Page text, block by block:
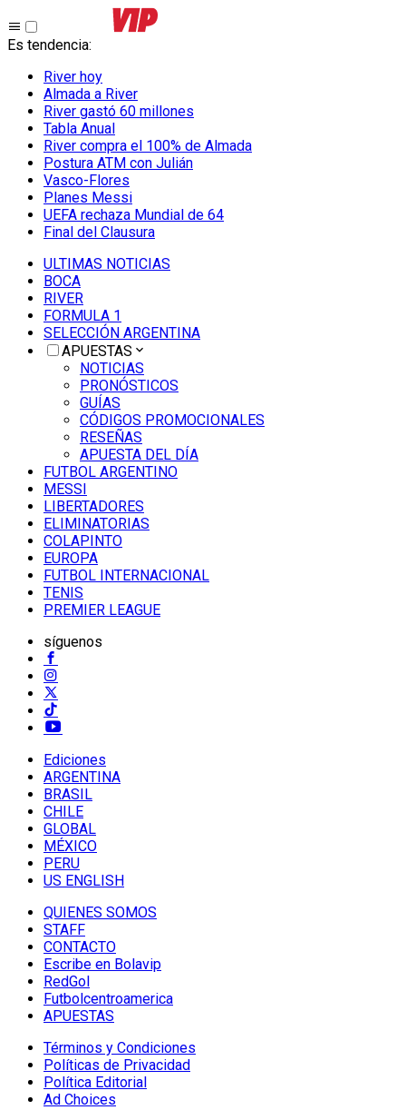
Es tendencia:
River hoy
Almada a River
River gastó 60 millones
Tabla Anual
River compra el 100% de Almada
Postura ATM con Julián
Vasco-Flores
Planes Messi
UEFA rechaza Mundial de 64
Final del Clausura
ULTIMAS NOTICIAS
BOCA
RIVER
FORMULA 1
SELECCIÓN ARGENTINA
APUESTAS
NOTICIAS
PRONÓSTICOS
GUÍAS
CÓDIGOS PROMOCIONALES
RESEÑAS
APUESTA DEL DÍA
FUTBOL ARGENTINO
MESSI
LIBERTADORES
ELIMINATORIAS
COLAPINTO
EUROPA
FUTBOL INTERNACIONAL
TENIS
PREMIER LEAGUE
síguenos
Ediciones
ARGENTINA
BRASIL
CHILE
GLOBAL
MÉXICO
PERU
US ENGLISH
QUIENES SOMOS
STAFF
CONTACTO
Escribe en Bolavip
RedGol
Futbolcentroamerica
APUESTAS
Términos y Condiciones
Políticas de Privacidad
Política Editorial
Ad Choices